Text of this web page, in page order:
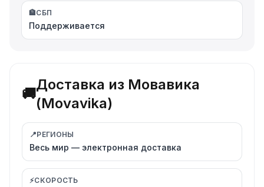
🏦СБП
Поддерживается
🚚
Доставка из Мовавика
(Movavika)
📍РЕГИОНЫ
Весь мир — электронная доставка
⚡СКОРОСТЬ